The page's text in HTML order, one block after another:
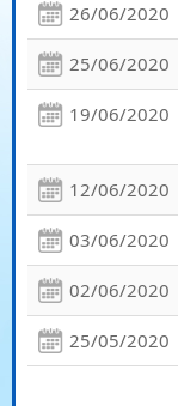
26/06/2020
25/06/2020
19/06/2020
12/06/2020
03/06/2020
02/06/2020
25/05/2020